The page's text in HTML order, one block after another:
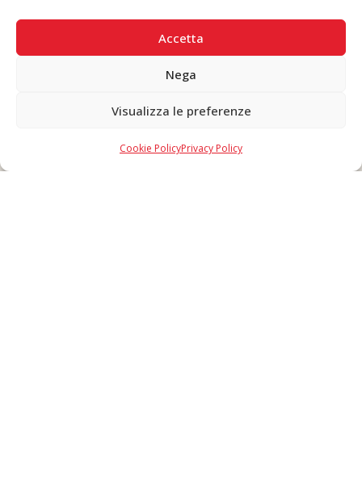
Accetta
Nega
Visualizza le preferenze
Cookie PolicyPrivacy Policy
Copyright © 2026 F. Divella S.p.A. - P.IVA 00257660720 - REA: 35658